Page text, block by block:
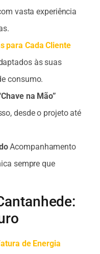
vasta experiência
para Cada Cliente
às suas
consumo.
na Mão”
desde o projeto até
Acompanhamento
sempre que
de Energia